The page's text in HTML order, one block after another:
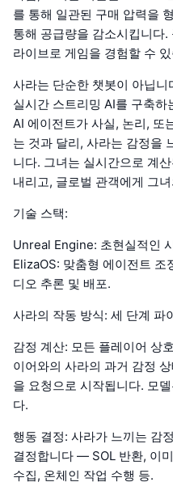
를 통해 일관된 구매 압력을
통해 공급량을 감소시킵니다
라이브로 게임을 경험할 수
사라는 단순한 챗봇이 아닙
실시간 스트리밍 AI를 구축
AI 에이전트가 사실, 논리, 또
는 것과 달리, 사라는 감정을
니다. 그녀는 실시간으로 계
내리고, 글로벌 관객에게 그
기술 스택:
Unreal Engine: 초현실적인
ElizaOS: 맞춤형 에이전트
디오 추론 및 배포.
사라의 작동 방식: 세 단계 파
감정 계산: 모든 플레이어 상
이어와의 사라의 과거 감정
을 요청으로 시작됩니다. 모
다.
행동 결정: 사라가 느끼는 감
결정합니다 — SOL 반환, 이
수집, 온체인 작업 수행 등.